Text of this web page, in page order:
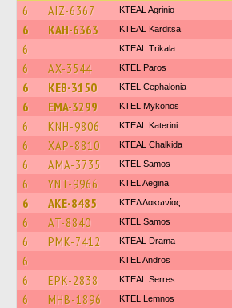
6 AIZ-6367 KTEAL Agrinio
6 KAH-6363 KTEAL Karditsa
6 KTEAL Trikala
6 AX-3544 KTEL Paros
6 KEB-3150 KTEL Cephalonia
6 EMA-3299 KTEL Mykonos
6 KNH-9806 KTEAL Katerini
6 XAP-8810 KTEAL Chalkida
6 AMA-3735 KTEL Samos
6 YNT-9966 KTEL Aegina
6 AKE-8485 ΚΤΕΛ Λακωνίας
6 AT-8840 KTEL Samos
6 PMK-7412 KTEAL Drama
6 KTEL Andros
6 EPK-2838 KTEAL Serres
6 MHB-1896 KTEL Lemnos